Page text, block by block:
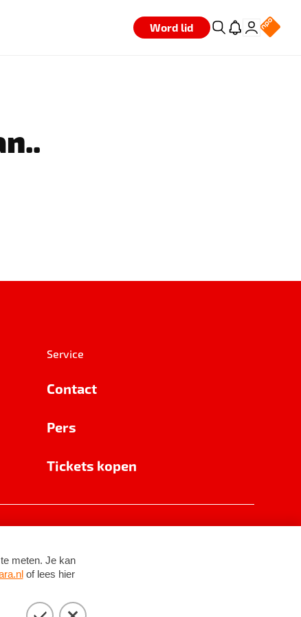
Word lid
Service
Contact
Pers
Tickets kopen